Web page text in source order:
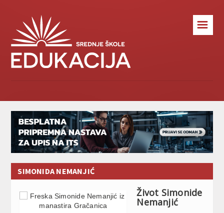
☰
SIMONIDA NEMANJIĆ
Život Simonide
Nemanjić